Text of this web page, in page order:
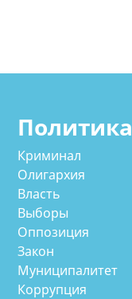
Политика
Криминал
Олигархия
Власть
Выборы
Оппозиция
Закон
Муниципалитет
Коррупция